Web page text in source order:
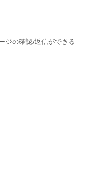
ジの確認/返信ができる